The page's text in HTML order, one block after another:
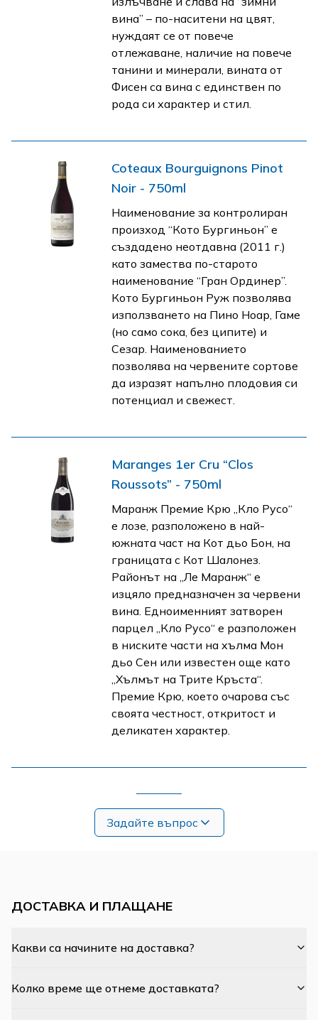
вина” – по-наситени на цвят,
нуждаят се от повече
отлежаване, наличие на повече
танини и минерали, вината от
Фисен са вина с единствен по
рода си характер и стил.
Coteaux Bourguignons Pinot
Noir - 750ml
Наименование за контролиран
произход “Кото Бургиньон” е
създадено неотдавна (2011 г.)
като замества по-старото
наименование “Гран Ординер”.
Кото Бургиньон Руж позволява
използването на Пино Ноар, Гаме
(но само сока, без ципите) и
Сезар. Наименованието
позволява на червените сортове
да изразят напълно плодовия си
потенциал и свежест.
Maranges 1er Cru “Clos
Roussots” - 750ml
Маранж Премие Крю „Кло Русо“
е лозе, разположено в най-
южната част на Кот дьо Бон, на
границата с Кот Шалонез.
Районът на „Ле Маранж“ е
изцяло предназначен за червени
вина. Едноименният затворен
парцел „Кло Русо“ е разположен
в ниските части на хълма Мон
дьо Сен или известен още като
„Хълмът на Трите Кръста“.
Премие Крю, което очарова със
своята честност, откритост и
деликатен характер.
Задайте въпрос
ДОСТАВКА И ПЛАЩАНЕ
Какви са начините на доставка?
Колко време ще отнеме доставката?